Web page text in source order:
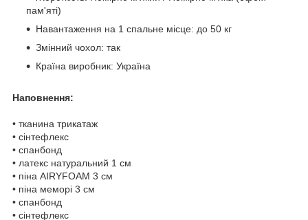
пам'яті)
Навантаження на 1 спальне місце: до 50 кг
Змінний чохол: так
Країна виробник: Україна
Наповнення:
• тканина трикатаж
• сінтефлекс
• спанбонд
• латекс натуральний 1 см
• піна AIRYFOAM 3 см
• піна меморі 3 см
• спанбонд
• сінтефлекс